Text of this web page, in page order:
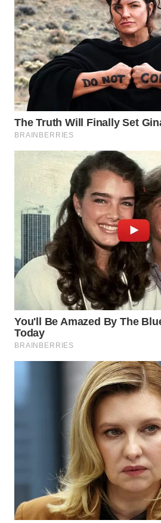
WN
SOLO
WN
BOROBUDUR
WN
MADURA
WN
SURABAYA
WN
NATUNA
WN
BINTAN
MANDALIKA
WN
LIKUPANG
WAHANA